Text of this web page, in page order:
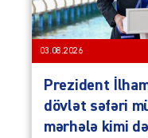
03.08.2026
Prezident
dövlət səfəri
mərhələ kimi